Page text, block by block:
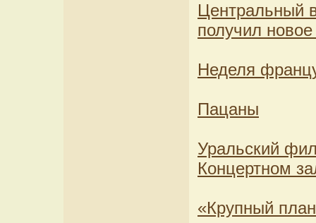
Центральный
получил
Неделя
Пацаны
Уральский
Концертном
«Крупный